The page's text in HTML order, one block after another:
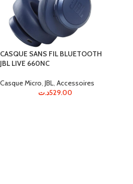
CASQUE SANS FIL BLUETOOTH
JBL LIVE 660NC
Casque Micro, JBL, Accessoires
529.00د.ت